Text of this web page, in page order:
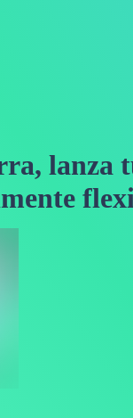
lanza